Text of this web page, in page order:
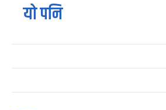
यो पनि